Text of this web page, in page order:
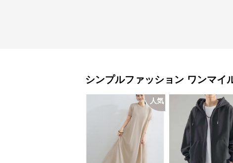
シンプルファッション ワンマイ
人気